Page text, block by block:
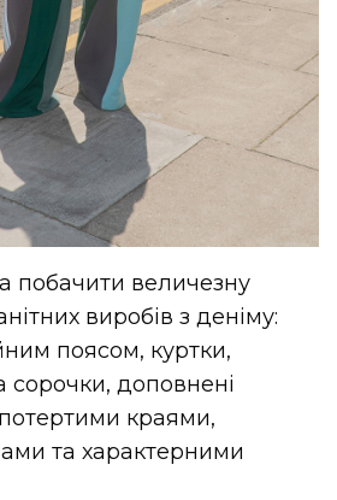
побачити величезну
виробів з деніму:
поясом, куртки,
сорочки, доповнені
краями,
та характерними